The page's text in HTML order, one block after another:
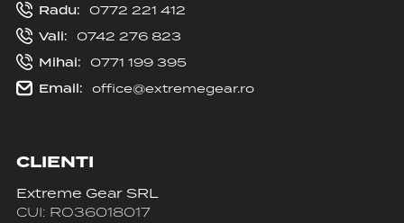
Radu:
0772 221 412
Vali:
0742 276 823
Mihai:
0771 199 395
Email:
office@extremegear.ro
CLIENTI
Extreme Gear SRL
CUI: RO36018017